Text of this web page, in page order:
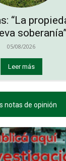
“La
soberanía”
05/08/2026
Leer más
notas de opinión